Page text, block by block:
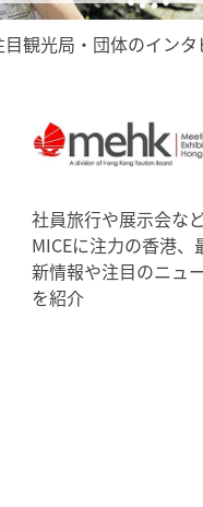
観光局・団体のインタ
社員旅行や展示会な
MICEに注力の香港、
新情報や注目のニュ
を紹介